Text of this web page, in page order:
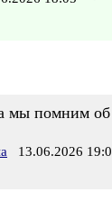
мы помним об
13.06.2026